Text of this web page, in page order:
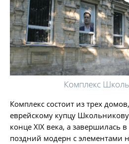
Комплекс
Комплекс состоит из трех
еврейскому купцу
конце XIX века, а завершилась
поздний модерн с элементами